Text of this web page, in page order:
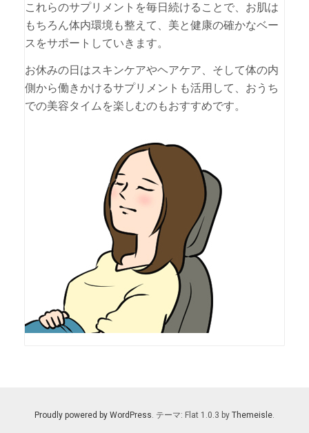
これらのサプリメントを毎日続けることで、お肌は
もちろん体内環境も整えて、美と健康の確かなベー
スをサポートしていきます。
お休みの日はスキンケアやヘアケア、そして体の内
側から働きかけるサプリメントも活用して、おうち
での美容タイムを楽しむのもおすすめです。
Proudly powered by WordPress. テーマ: Flat 1.0.3 by Themeisle.